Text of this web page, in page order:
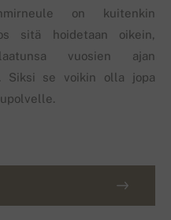
on kuitenkin
sitä hoidetaan oikein,
vuosien ajan
Siksi se voikin olla jopa